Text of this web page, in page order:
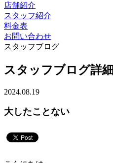
店舗紹介
スタッフ紹介
料金表
お問い合わせ
スタッフブログ
スタッフブログ詳細
2024.08.19
大したことない